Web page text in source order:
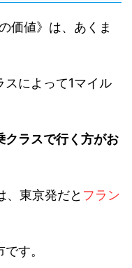
価値》は、あくま
によって1マイル
クラスで行く方がお
、東京発だと フラン
す。